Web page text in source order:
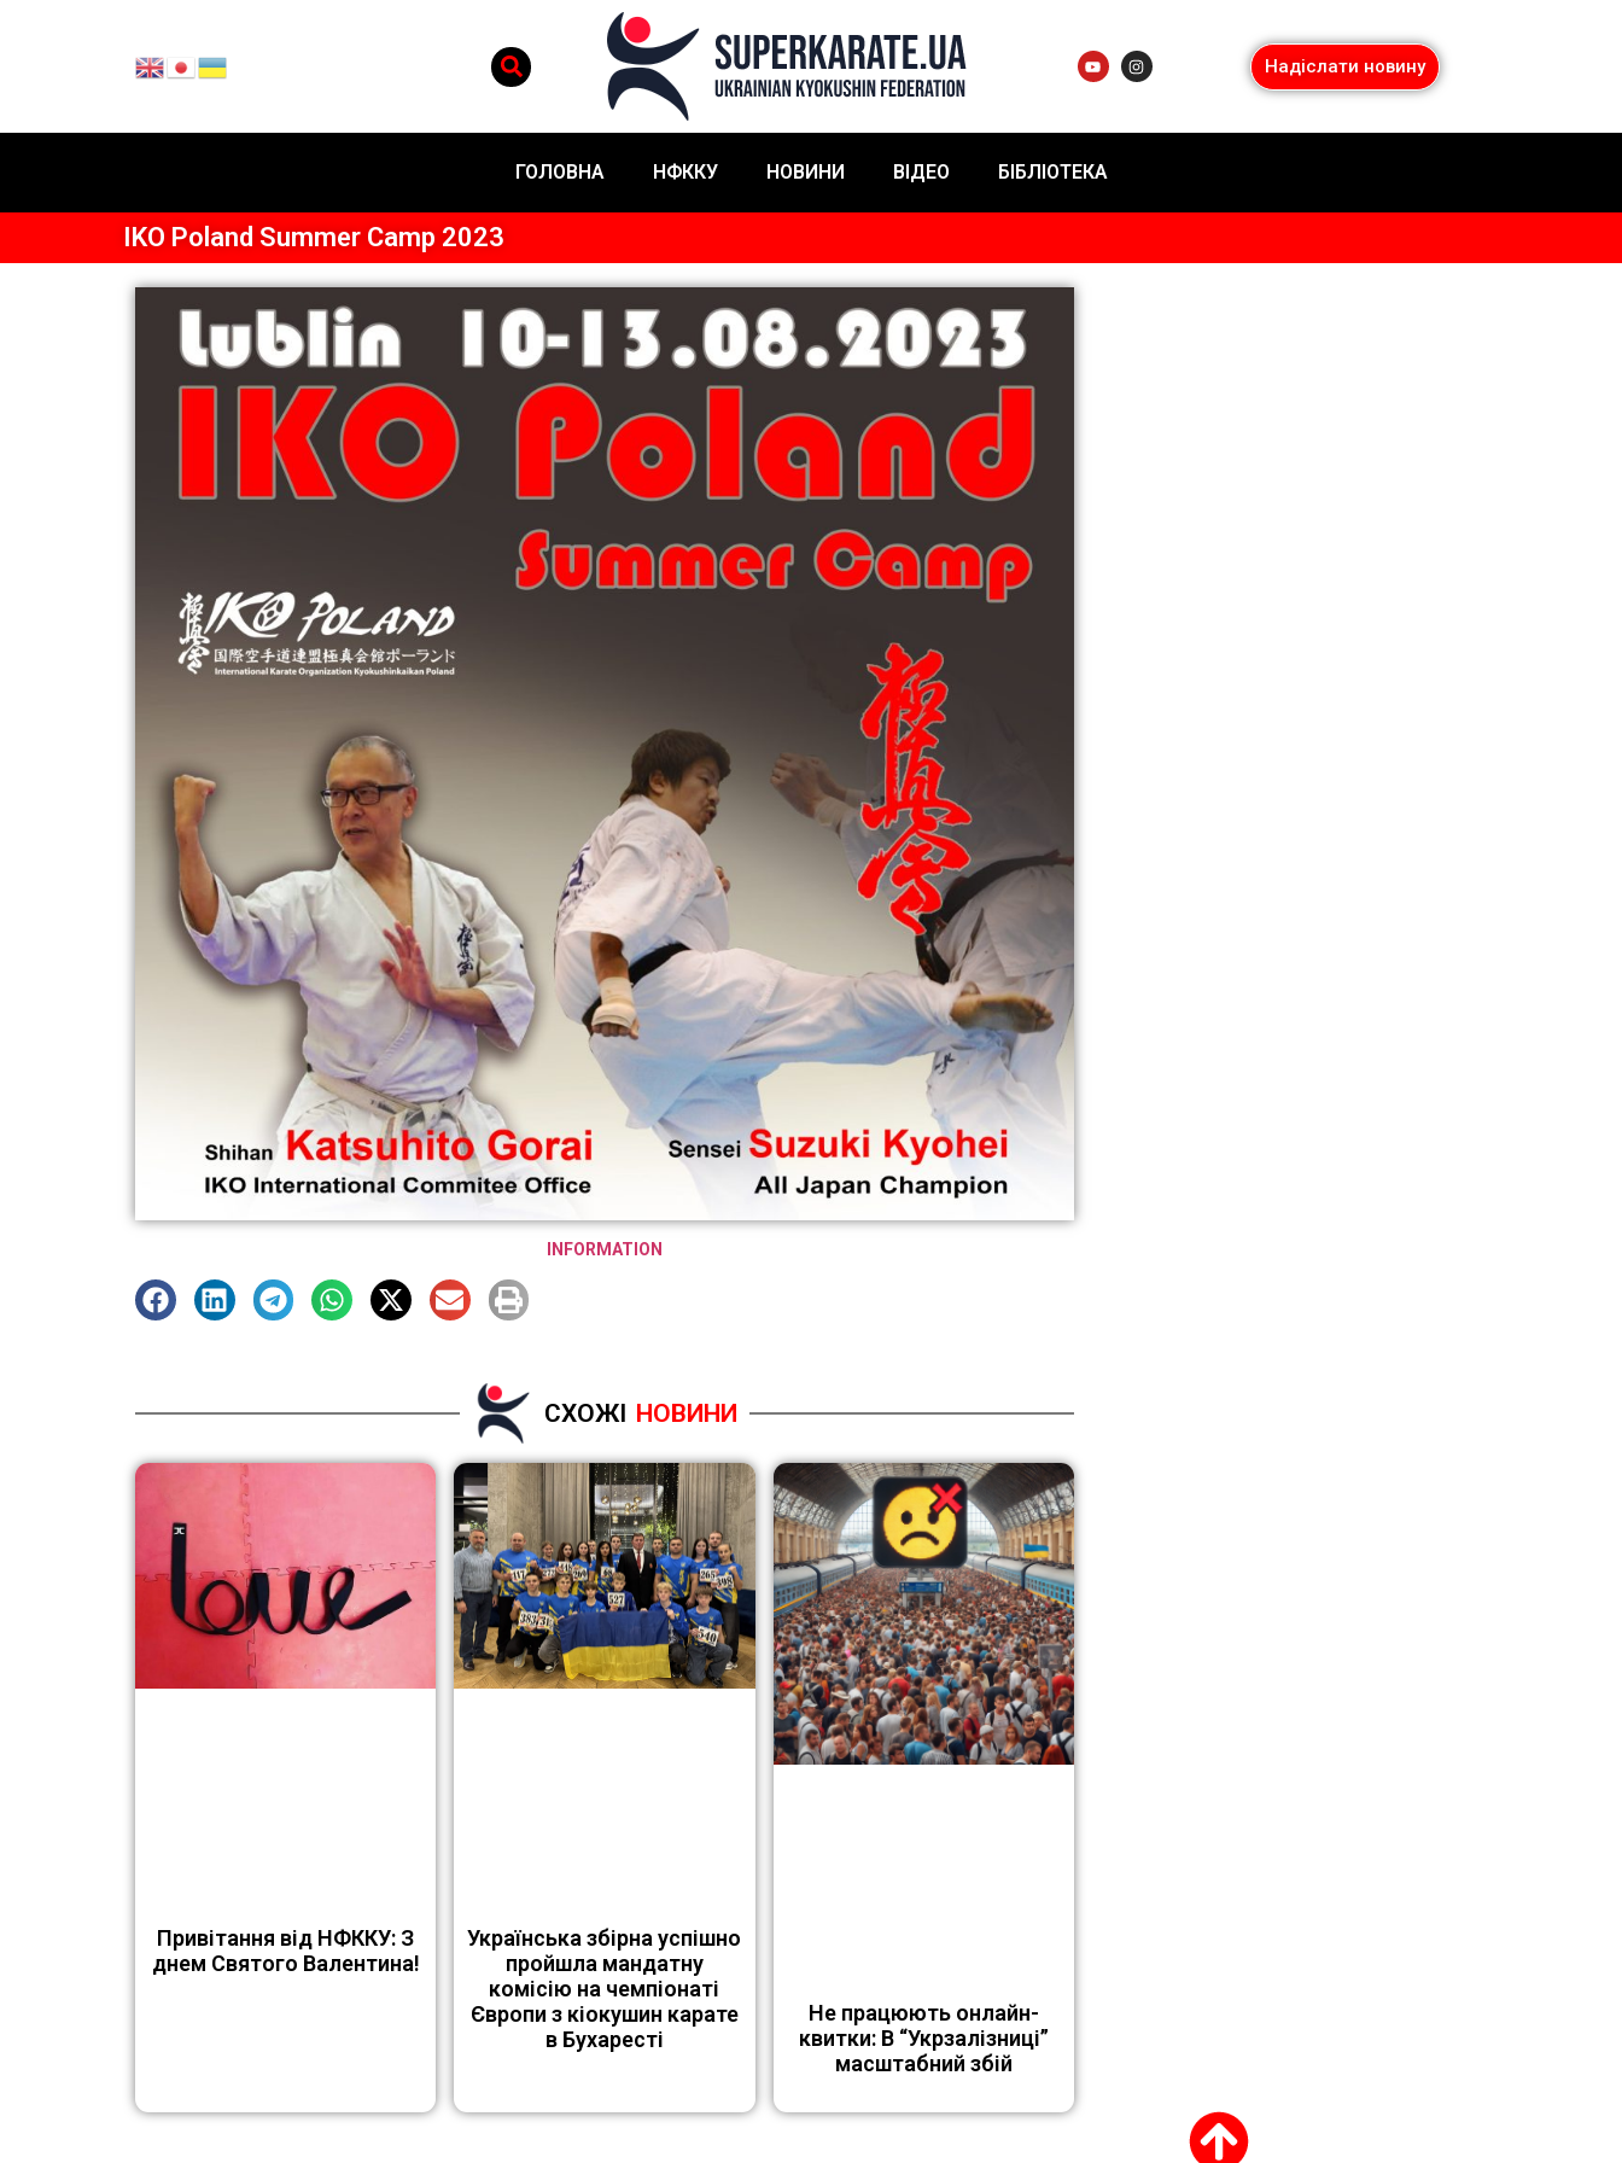
Надіслати новину
ГОЛОВНА НФККУ НОВИНИ ВІДЕО БІБЛІОТЕКА
IKO Poland Summer Camp 2023
INFORMATION
СХОЖІ НОВИНИ
Привітання від НФККУ: З
днем Святого Валентина!
Українська збірна успішно
пройшла мандатну
комісію на чемпіонаті
Європи з кіокушин карате
в Бухаресті
Не працюють онлайн-
квитки: В “Укрзалізниці”
масштабний збій